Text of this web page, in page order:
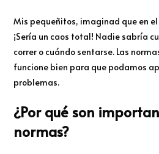
Mis pequeñitos, imaginad que en
¡Sería un caos total! Nadie sabría
correr o cuándo sentarse. Las
funcione bien para que podamos
problemas.
¿Por qué son
normas?